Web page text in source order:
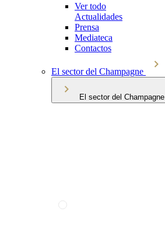
Ver todo
Actualidades
Prensa
Mediateca
Contactos
El sector del Champagne
El sector del Champagne